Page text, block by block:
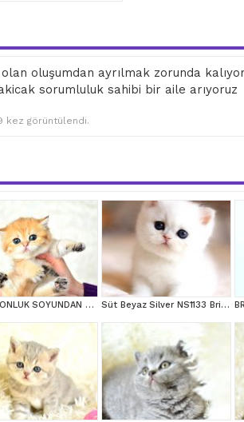
oluşumdan ayrılmak zorunda
sorumluluk sahibi bir aile arıyoruz
kez görüntülendi.
ŞAMPİYONLUK SOYUNDAN NY11 GOLDEN BRİTİSH SHORTHAİR Süt Beyaz Silver NS1133 British Shorthair